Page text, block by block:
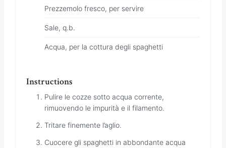
Prezzemolo fresco, per servire
Sale, q.b.
Acqua, per la cottura degli spaghetti
Instructions
Pulire le cozze sotto acqua corrente,
rimuovendo le impurità e il filamento.
Tritare finemente l’aglio.
Cuocere gli spaghetti in abbondante acqua